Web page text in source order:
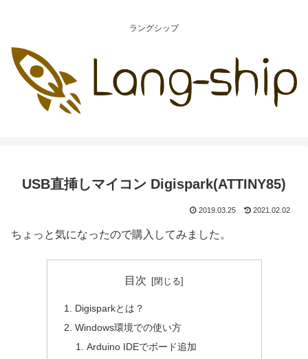
ラングシップ
USB直挿しマイコン Digispark(ATTINY85)
2019.03.25 2021.02.02
ちょっと気になったので購入してみました。
目次
Digisparkとは？
Windows環境での使い方
Arduino IDEでボード追加